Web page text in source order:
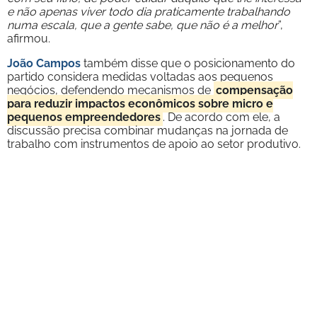
e não apenas viver todo dia praticamente trabalhando
numa escala, que a gente sabe, que não é a melhor”,
afirmou.
João Campos também disse que o posicionamento do
partido considera medidas voltadas aos pequenos
negócios, defendendo mecanismos de compensação
para reduzir impactos econômicos sobre micro e
pequenos empreendedores. De acordo com ele, a
discussão precisa combinar mudanças na jornada de
trabalho com instrumentos de apoio ao setor produtivo.